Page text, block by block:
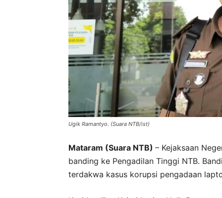
Ugik Ramantyo. (Suara NTB/ist)
Mataram (Suara NTB) – Kejaksaan
banding ke Pengadilan Tinggi NTB.
terdakwa kasus korupsi pengadaan